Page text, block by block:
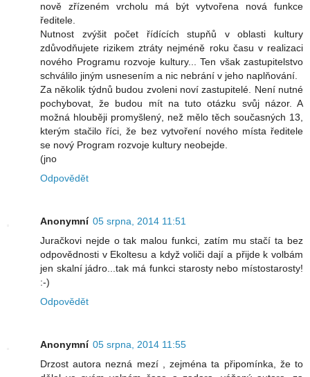
nově zřízeném vrcholu má být vytvořena nová funkce
ředitele.
Nutnost zvýšit počet řídících stupňů v oblasti kultury
zdůvodňujete rizikem ztráty nejméně roku času v realizaci
nového Programu rozvoje kultury... Ten však zastupitelstvo
schválilo jiným usnesením a nic nebrání v jeho naplňování.
Za několik týdnů budou zvoleni noví zastupitelé. Není nutné
pochybovat, že budou mít na tuto otázku svůj názor. A
možná hlouběji promyšlený, než mělo těch současných 13,
kterým stačilo říci, že bez vytvoření nového místa ředitele
se nový Program rozvoje kultury neobejde.
(jno
Odpovědět
Anonymní 05 srpna, 2014 11:51
Juračkovi nejde o tak malou funkci, zatím mu stačí ta bez
odpovědnosti v Ekoltesu a když voliči dají a přijde k volbám
jen skalní jádro...tak má funkci starosty nebo místostarosty!
:-)
Odpovědět
Anonymní 05 srpna, 2014 11:55
Drzost autora nezná mezí , zejména ta připomínka, že to